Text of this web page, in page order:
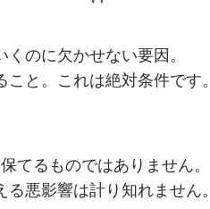
のに欠かせない要因。
と。これは絶対条件です。
てるものではありません。
悪影響は計り知れません。